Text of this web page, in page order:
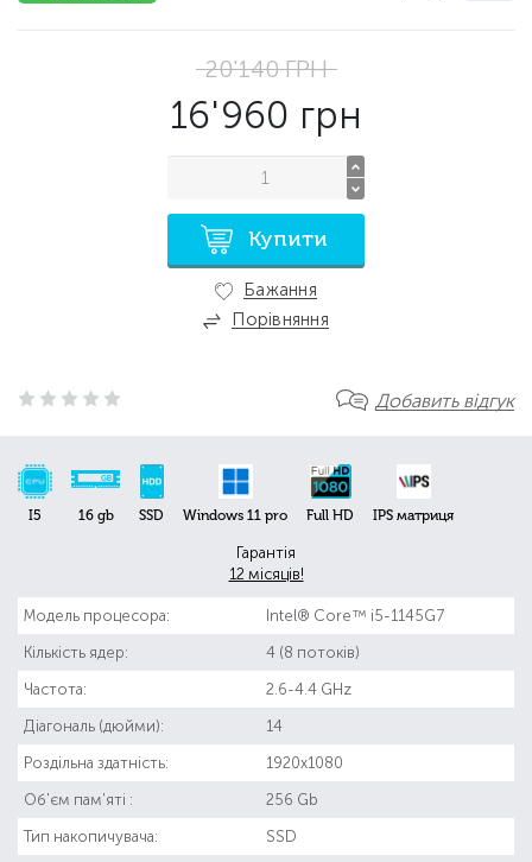
Добавить відгук
I5 16 gb SSD Windows 11 pro Full HD IPS матриця
Гарантія
12 місяців!
Модель процесора: Intel® Core™ i5-1145G7
Кількість ядер: 4 (8 потоків)
Частота: 2.6-4.4 GHz
Діагональ (дюйми): 14
Роздільна здатність: 1920x1080
Об'єм пам'яті : 256 Gb
Тип накопичувача: SSD
20'140 ГРН
16'960 грн
Купити
Бажання
Порівняння